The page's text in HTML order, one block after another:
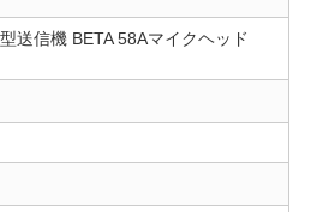
送信機 BETA 58Aマイクヘッド